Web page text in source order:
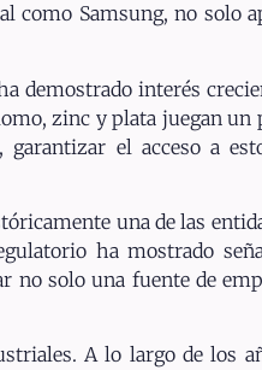
como Samsung, no solo
demostrado interés
zinc y plata juegan un
el acceso a
una de las
ha mostrado
no solo una fuente de
A lo largo de los